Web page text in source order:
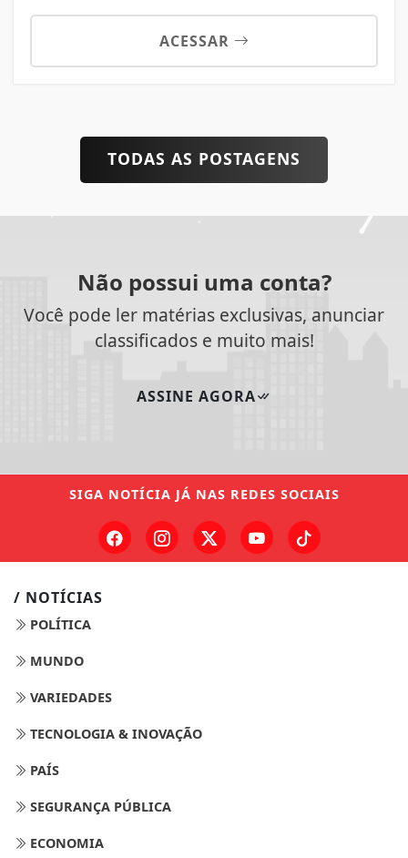
ACESSAR
TODAS AS POSTAGENS
Não possui uma conta?
Você pode ler matérias exclusivas, anunciar
classificados e muito mais!
ASSINE AGORA
SIGA NOTÍCIA JÁ NAS REDES SOCIAIS
/ NOTÍCIAS
POLÍTICA
MUNDO
VARIEDADES
TECNOLOGIA & INOVAÇÃO
PAÍS
SEGURANÇA PÚBLICA
ECONOMIA